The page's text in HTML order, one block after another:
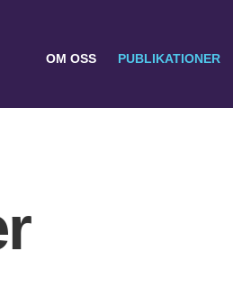
OM OSS PUBLIKATIONER